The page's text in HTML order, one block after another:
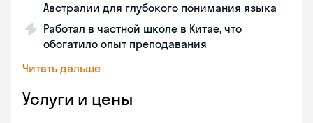
Австралии для глубокого понимания языка
Работал в частной школе в Китае, что
обогатило опыт преподавания
Читать дальше
Услуги и цены